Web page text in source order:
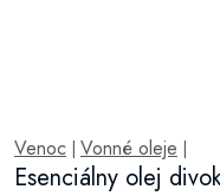
Venoc Vonné oleje
Esenciálny olej